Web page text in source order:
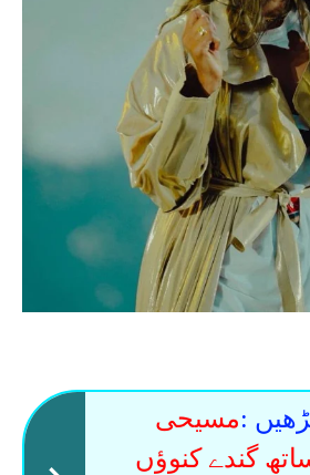
:مسیحی
گندے کنوؤں